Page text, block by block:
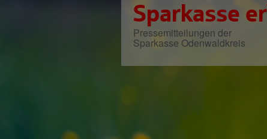
Sparkasse
Pressemitteilungen der
Sparkasse Odenwaldkreis